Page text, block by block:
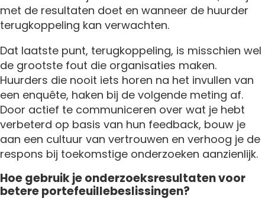
met de resultaten doet en wanneer de huurder
terugkoppeling kan verwachten.
Dat laatste punt, terugkoppeling, is misschien wel
de grootste fout die organisaties maken.
Huurders die nooit iets horen na het invullen van
een enquête, haken bij de volgende meting af.
Door actief te communiceren over wat je hebt
verbeterd op basis van hun feedback, bouw je
aan een cultuur van vertrouwen en verhoog je de
respons bij toekomstige onderzoeken aanzienlijk.
Hoe gebruik je onderzoeksresultaten voor
betere portefeuillebeslissingen?